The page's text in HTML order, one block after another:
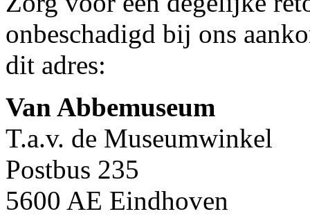
onbeschadigd bij ons
dit adres:
Van Abbemuseum
T.a.v. de Museumwinkel
Postbus 235
5600 AE Eindhoven